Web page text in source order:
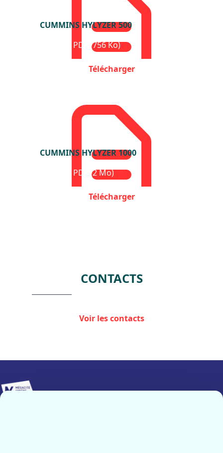
CUMMINS HYLYZER 500
Format : PDF (756 Ko)
Télécharger
CUMMINS HYLYZER 1000
Format : PDF (2 Mo)
Télécharger
CONTACTS
Voir les contacts